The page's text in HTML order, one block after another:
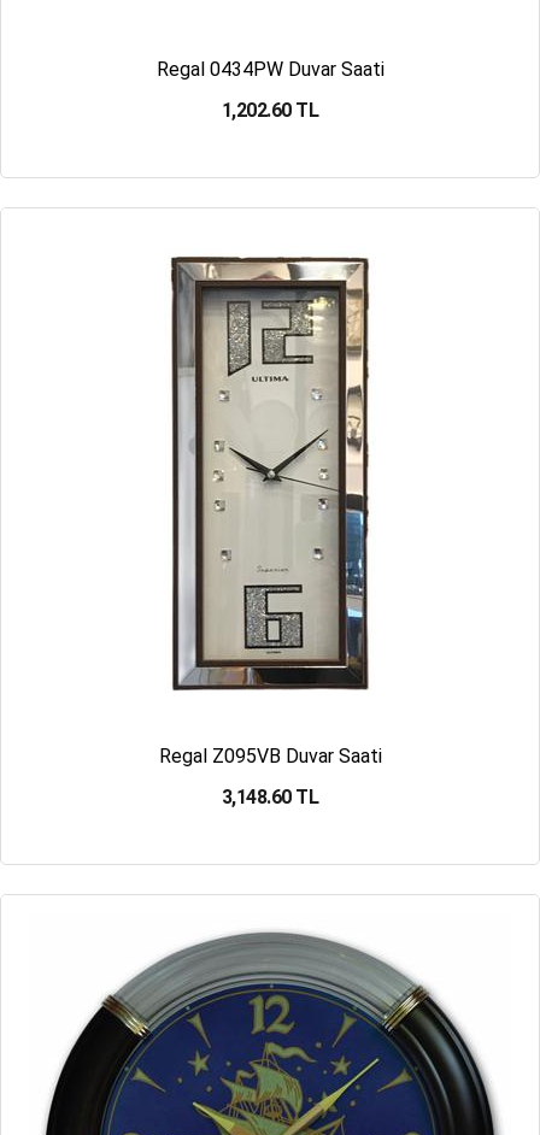
Regal 0434PW Duvar Saati
1,202.60 TL
Regal Z095VB Duvar Saati
3,148.60 TL